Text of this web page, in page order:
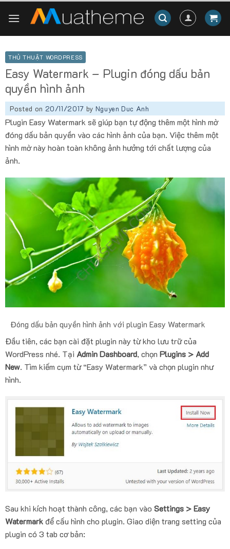
THỦ THUẬT WORDPRESS
Easy Watermark – Plugin đóng dấu bản
quyền hình ảnh
Posted on 20/11/2017 by Nguyen Duc Anh
Plugin Easy Watermark sẽ giúp bạn tự động thêm một hình mờ
đóng dấu bản quyền vào các hình ảnh của bạn. Việc thêm một
hình mờ này hoàn toàn không ảnh hưởng tới chất lượng của
ảnh.
Đóng dấu bản quyền hình ảnh với plugin Easy Watermark
Đầu tiên, các bạn cài đặt plugin này từ kho lưu trữ của
WordPress nhé. Tại Admin Dashboard, chọn Plugins > Add
New. Tìm kiếm cụm từ “Easy Watermark” và chọn plugin như
hình.
Sau khi kích hoạt thành công, các bạn vào Settings > Easy
Watermark để cấu hình cho plugin. Giao diện trang setting của
plugin có 3 tab cơ bản: